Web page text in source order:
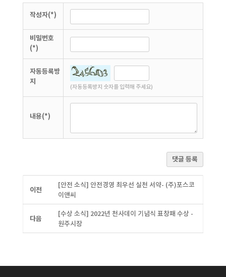
작성자(*)
비밀번호
(*)
자동등록방
지
(자동등록방지 숫자를 입력해 주세요)
내용(*)
댓글 등록
이전
[안전 소식] 안전경영 최우선 실천 서약- (주)포스코
이앤씨
다음
[수상 소식] 2022년 천사데이 기념식 표창패 수상 -
원주시장